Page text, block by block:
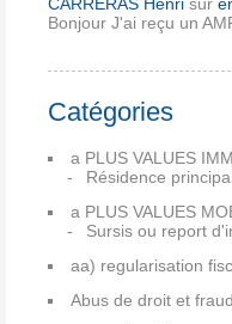
Bonjour J'ai reçu un
Catégories
a PLUS VALUES
Résidence
a PLUS VALUES
Sursis ou report
aa) regularisation
Abus de droit et